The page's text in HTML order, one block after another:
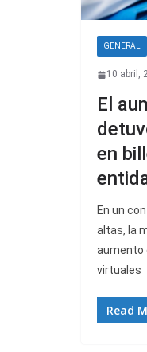
GENERAL
10 abril,
El
en
En un
altas, la
aumento
virtuales
Read